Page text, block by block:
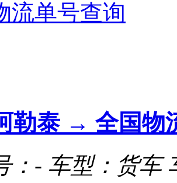
流单号查询
勒泰 → 全国物
：- 车型：货车